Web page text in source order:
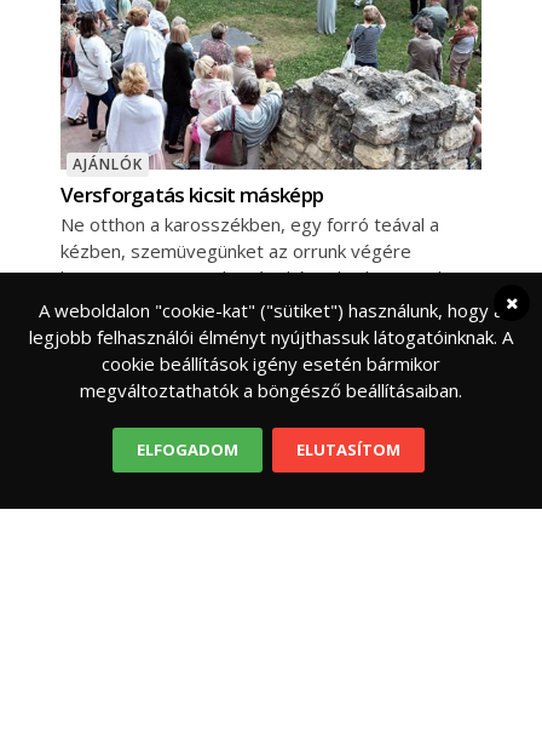
AJÁNLÓK
Versforgatás kicsit másképp
Ne otthon a karosszékben, egy forró teával a
kézben, szemüvegünket az orrunk végére
biggyesztett versolvasást képzeljünk most el. A
természet
A weboldalon "cookie-kat" ("sütiket") használunk, hogy a
legjobb felhasználói élményt nyújthassuk látogatóinknak. A
cookie beállítások igény esetén bármikor
megváltoztathatók a böngésző beállításaiban.
ELFOGADOM ELUTASÍTOM